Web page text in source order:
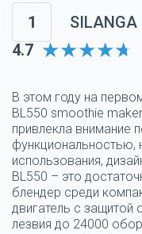
1
SILANGA
4.7
В этом году на
BL550 smoothie
привлекла внимание
функциональностью,
использования,
BL550 – это
блендер среди
двигатель с защитой
лезвия до 24000